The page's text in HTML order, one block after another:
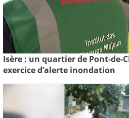
Isère : un quartier de Pont-de-
exercice d’alerte inondation